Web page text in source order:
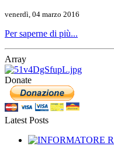
venerdì, 04 marzo 2016
Per saperne di più...
Array
Donate
Latest Posts